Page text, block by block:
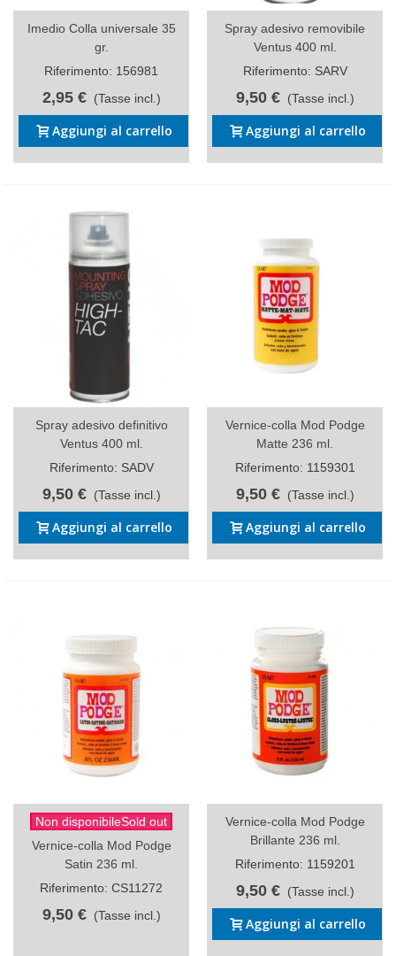
Imedio Colla universale 35
gr.
Riferimento: 156981
2,95 € (Tasse incl.)
Aggiungi al carrello
Spray adesivo removibile
Ventus 400 ml.
Riferimento: SARV
9,50 € (Tasse incl.)
Aggiungi al carrello
Spray adesivo definitivo
Ventus 400 ml.
Riferimento: SADV
9,50 € (Tasse incl.)
Aggiungi al carrello
Vernice-colla Mod Podge
Matte 236 ml.
Riferimento: 1159301
9,50 € (Tasse incl.)
Aggiungi al carrello
Non disponibileSold out
Vernice-colla Mod Podge
Satin 236 ml.
Riferimento: CS11272
9,50 € (Tasse incl.)
Vernice-colla Mod Podge
Brillante 236 ml.
Riferimento: 1159201
9,50 € (Tasse incl.)
Aggiungi al carrello